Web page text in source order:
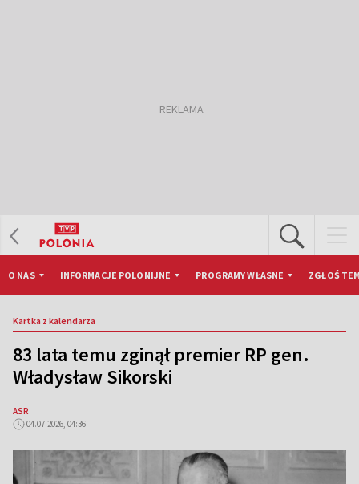
O NAS INFORMACJE POLONIJNE PROGRAMY WŁASNE ZGŁOŚ
Kartka z kalendarza
83 lata temu zginął premier RP gen.
Władysław Sikorski
ASR
04.07.2026, 04:36